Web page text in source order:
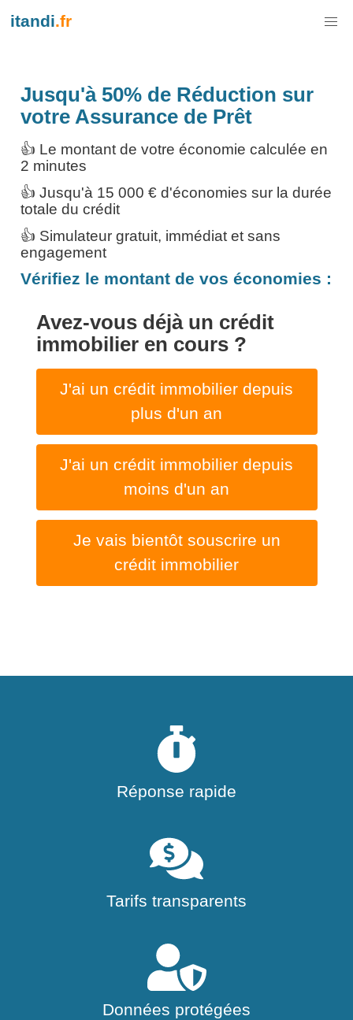
itandi.fr
Jusqu'à 50% de Réduction sur
votre Assurance de Prêt
👍 Le montant de votre économie calculée en
2 minutes
👍 Jusqu'à 15 000 € d'économies sur la durée
totale du crédit
👍 Simulateur gratuit, immédiat et sans
engagement
Vérifiez le montant de vos économies :
Avez-vous déjà un crédit
immobilier en cours ?
J'ai un crédit immobilier depuis
plus d'un an
J'ai un crédit immobilier depuis
moins d'un an
Je vais bientôt souscrire un
crédit immobilier
Réponse rapide
Tarifs transparents
Données protégées